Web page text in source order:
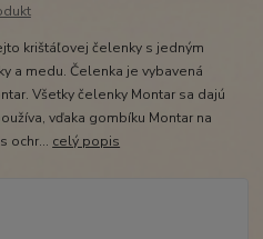
krištáľovej čelenky s jedným
a medu. Čelenka je vybavená
Všetky čelenky Montar sa dajú
vďaka gombíku Montar na
ochr... celý popis